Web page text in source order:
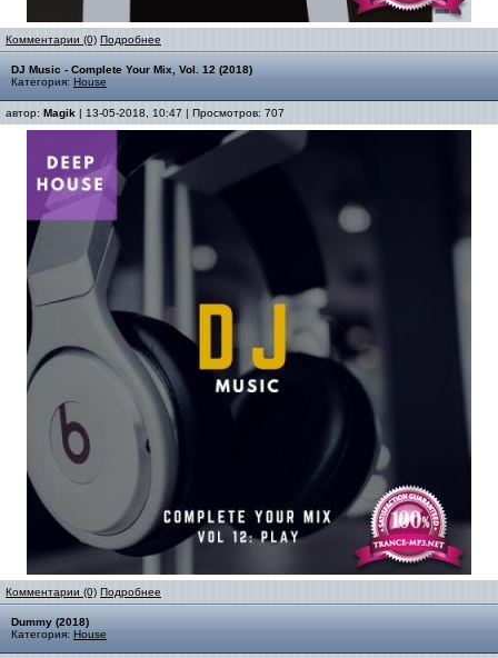
Комментарии (0) Подробнее
DJ Music - Complete Your Mix, Vol. 12 (2018)
Категория: House
автор: Magik | 13-05-2018, 10:47 | Просмотров: 707
Комментарии (0) Подробнее
Dummy (2018)
Категория: House